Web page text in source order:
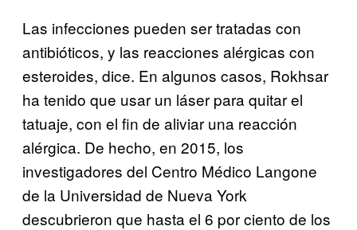
Las infecciones pueden ser tratadas con
antibióticos, y las reacciones alérgicas con
esteroides, dice. En algunos casos, Rokhsar
ha tenido que usar un láser para quitar el
tatuaje, con el fin de aliviar una reacción
alérgica. De hecho, en 2015, los
investigadores del Centro Médico Langone
de la Universidad de Nueva York
descubrieron que hasta el 6 por ciento de los